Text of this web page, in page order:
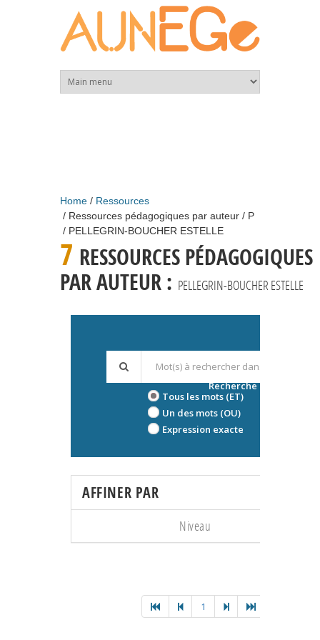
Home
Ressources
Ressources pédagogiques par auteur
P
PELLEGRIN-BOUCHER ESTELLE
7 RESSOURCES PÉDAGOGIQUES
PAR AUTEUR : PELLEGRIN-BOUCHER ESTELLE
Tous les mots (ET)
Un des mots (OU)
Expression exacte
Recherche avancée
AFFINER PAR
Niveau
1